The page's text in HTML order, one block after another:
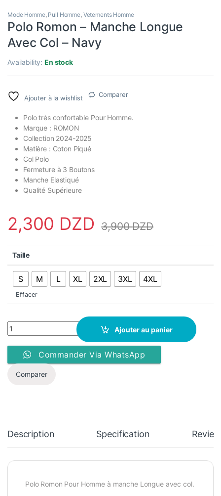
Mode Homme, Pull Homme, Vetements Homme
Polo Romon – Manche Longue
Avec Col – Navy
Availability:En stock
Ajouter à la wishlist Comparer
Polo très confortable Pour Homme.
Marque : ROMON
Collection 2024-2025
Matière : Coton Piqué
Col Polo
Fermeture à 3 Boutons
Manche Elastiqué
Qualité Supérieure
2,300 DZD 3,900DZD
Taille
S M L XL 2XL 3XL 4XL
Effacer
Polo Romon - Manche Longue Avec Col - Navy quantity
Ajouter au panier
Commander Via WhatsApp
Comparer
Description Specification
Polo Romon Pour Homme à manche Longue avec col.